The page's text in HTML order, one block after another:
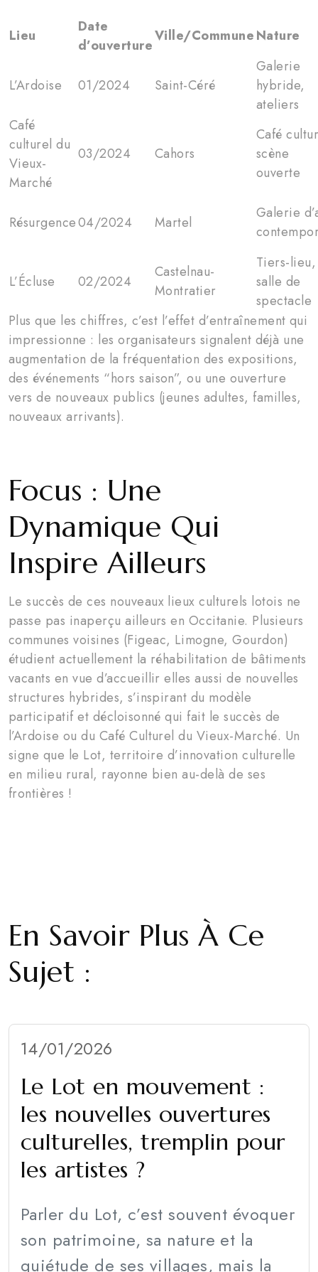
Lieu
Date
d’ouverture
Ville/CommuneNature
L’Ardoise 01/2024 Saint-Céré
Galerie
hybride,
ateliers
Café
culturel du
Vieux-
Marché
03/2024 Cahors
Café
scène
ouverte
Résurgence04/2024 Martel
Galerie
L’Écluse 02/2024
Castelnau-
Montratier
Tiers-lieu,
salle de
spectacle
Plus que les chiffres, c’est l’effet d’entraînement qui
impressionne : les organisateurs signalent déjà une
augmentation de la fréquentation des expositions,
des événements “hors saison”, ou une ouverture
vers de nouveaux publics (jeunes adultes, familles,
nouveaux arrivants).
Focus : Une
Dynamique Qui
Inspire Ailleurs
Le succès de ces nouveaux lieux culturels lotois ne
passe pas inaperçu ailleurs en Occitanie. Plusieurs
communes voisines (Figeac, Limogne, Gourdon)
étudient actuellement la réhabilitation de bâtiments
vacants en vue d’accueillir elles aussi de nouvelles
structures hybrides, s’inspirant du modèle
participatif et décloisonné qui fait le succès de
l’Ardoise ou du Café Culturel du Vieux-Marché. Un
signe que le Lot, territoire d’innovation culturelle
en milieu rural, rayonne bien au-delà de ses
frontières !
En Savoir Plus À Ce
Sujet :
14/01/2026
Le Lot en mouvement :
les nouvelles ouvertures
culturelles, tremplin pour
les artistes ?
Parler du Lot, c’est souvent évoquer
son patrimoine, sa nature et la
quiétude de ses villages, mais la